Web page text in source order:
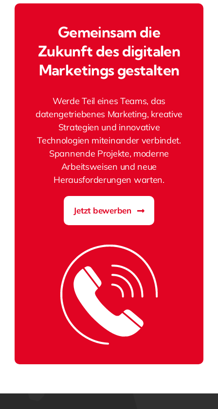
Gemeinsam die
Zukunft des digitalen
Marketings gestalten
Werde Teil eines Teams, das
datengetriebenes Marketing, kreative
Strategien und innovative
Technologien miteinander verbindet.
Spannende Projekte, moderne
Arbeitsweisen und neue
Herausforderungen warten.
Jetzt bewerben